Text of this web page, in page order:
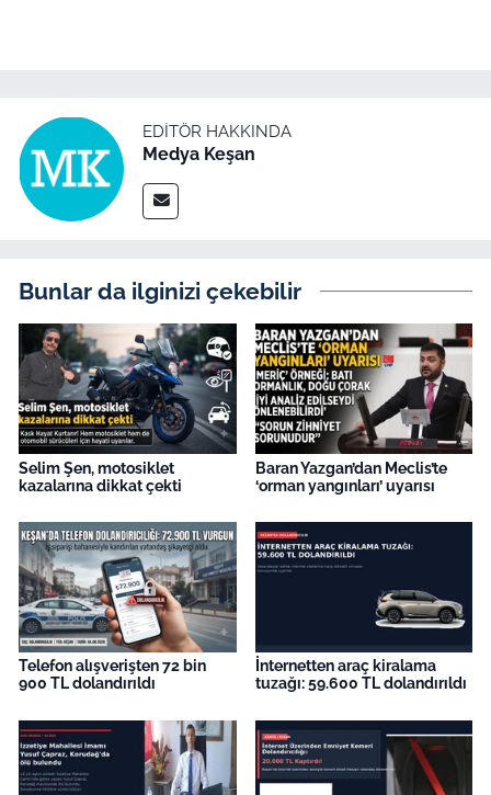
EDITÖR HAKKINDA
Medya Keşan
Bunlar da ilginizi çekebilir
Selim Şen, motosiklet
kazalarına dikkat çekti
Baran Yazgan’dan Meclis’te
‘orman yangınları’ uyarısı
Telefon alışverişten 72 bin
900 TL dolandırıldı
İnternetten araç kiralama
tuzağı: 59.600 TL dolandırıldı
Bilim Teknoloji
English News
Canlı Maç
Finans
Genel-A
Gündem-Eğitim